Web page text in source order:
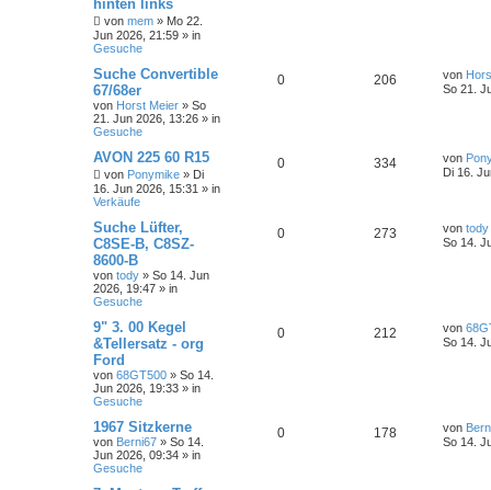
hinten links
von mem » Mo 22.
Jun 2026, 21:59 » in
Gesuche
Suche Convertible
67/68er
von Horst Meier » So
21. Jun 2026, 13:26 » in
Gesuche
0 206 von
So 21.
AVON 225 60 R15
von Ponymike » Di
16. Jun 2026, 15:31 » in
Verkäufe
0 334 von
Di 16.
Suche Lüfter,
C8SE-B, C8SZ-
8600-B
von tody » So 14. Jun
2026, 19:47 » in
Gesuche
0 273 von tody
So 14.
9" 3. 00 Kegel
&Tellersatz - org
Ford
von 68GT500 » So 14.
Jun 2026, 19:33 » in
Gesuche
0 212 von
So 14.
1967 Sitzkerne
von Berni67 » So 14.
Jun 2026, 09:34 » in
Gesuche
0 178 von
So 14.